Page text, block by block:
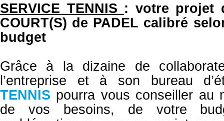
SERVICE TENNIS : votre projet
COURT(S) de PADEL calibré
budget
Grâce à la dizaine de
l’entreprise et à son bureau
TENNIS pourra vous conseiller au
de vos besoins, de votre